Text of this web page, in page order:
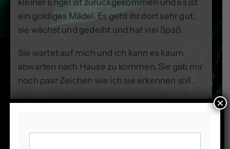
ein goldiges Mädel. Es geht ihr dort sehr gut ,
sie wächst und gedeiht und hat viel Spaß.
Sie wartet auf mich und ich kann es kaum
abwarten nach Hause zu kommen. Sie gab mir
noch paar Zeichen wie ich sie erkennen soll.
So ist das auch gewesen liebe Linda, ich hab
sehr schönes emotionales Erlebnis. Wir
×